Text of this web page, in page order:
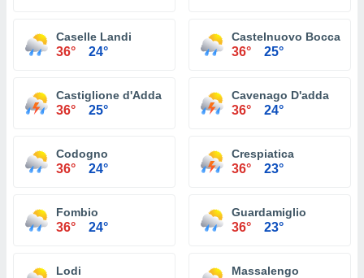
Caselle Landi
36° 24°
Castelnuovo Bocca
36° 25°
Castiglione d'Adda
36° 25°
Cavenago D'adda
36° 24°
Codogno
36° 24°
Crespiatica
36° 23°
Fombio
36° 24°
Guardamiglio
36° 23°
Lodi Massalengo